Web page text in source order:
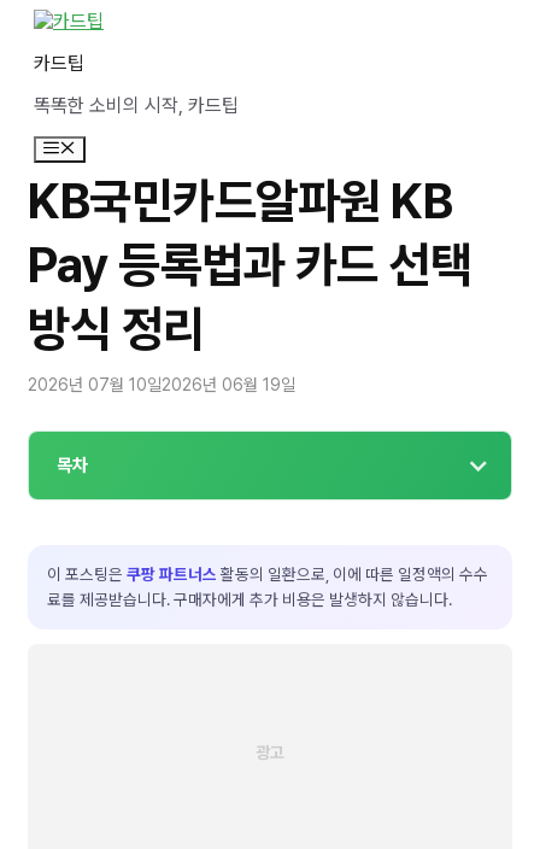
카드팁
똑똑한 소비의 시작, 카드팁
메
뉴
KB국민카드알파원 KB
Pay 등록법과 카드 선택
방식 정리
2026년 07월 10일2026년 06월 19일
목차
이 포스팅은 쿠팡 파트너스 활동의 일환으로, 이에 따른 일정액의 수수
료를 제공받습니다. 구매자에게 추가 비용은 발생하지 않습니다.